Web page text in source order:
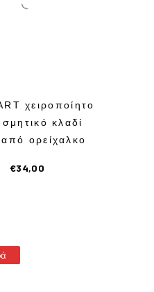
Ι
χειροποίητο
κλαδί
από ορείχαλκο
€34,00